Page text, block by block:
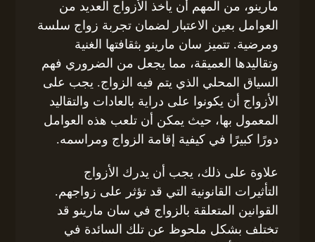
مارينو، من المهم أن يأخذ الأزواج العديد من
العوامل بعين الاعتبار لضمان تجربة زواج سلسة
ومرضية. تتميز سان مارينو بثقافتها الغنية
وتقاليدها العميقة، مما يجعل من الضروري فهم
السياق المحلي الذي يتم فيه الزواج. يجب على
الأزواج أن يكونوا على دراية بالعادات والتقاليد
المعمول بها، حيث يمكن أن تلعب هذه العوامل
دورًا كبيرًا في كيفية إقامة الزواج ومراسمه.
علاوة على ذلك، يجب أن يدرك الأزواج
التأثيرات القانونية التي قد تؤثر على زواجهم.
القوانين المتعلقة بالزواج في سان مارينو قد
تختلف بشكل ملحوظ عن تلك السائدة في